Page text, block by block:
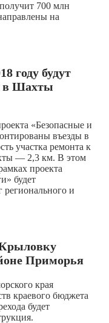
700 млн
на
году будут
в Шахты
«Безопасные и
въезды в
участка ремонта к
— 2,3 км. В этом
проекта
будет
регионального и
Приморья
края
краевого бюджета
будет